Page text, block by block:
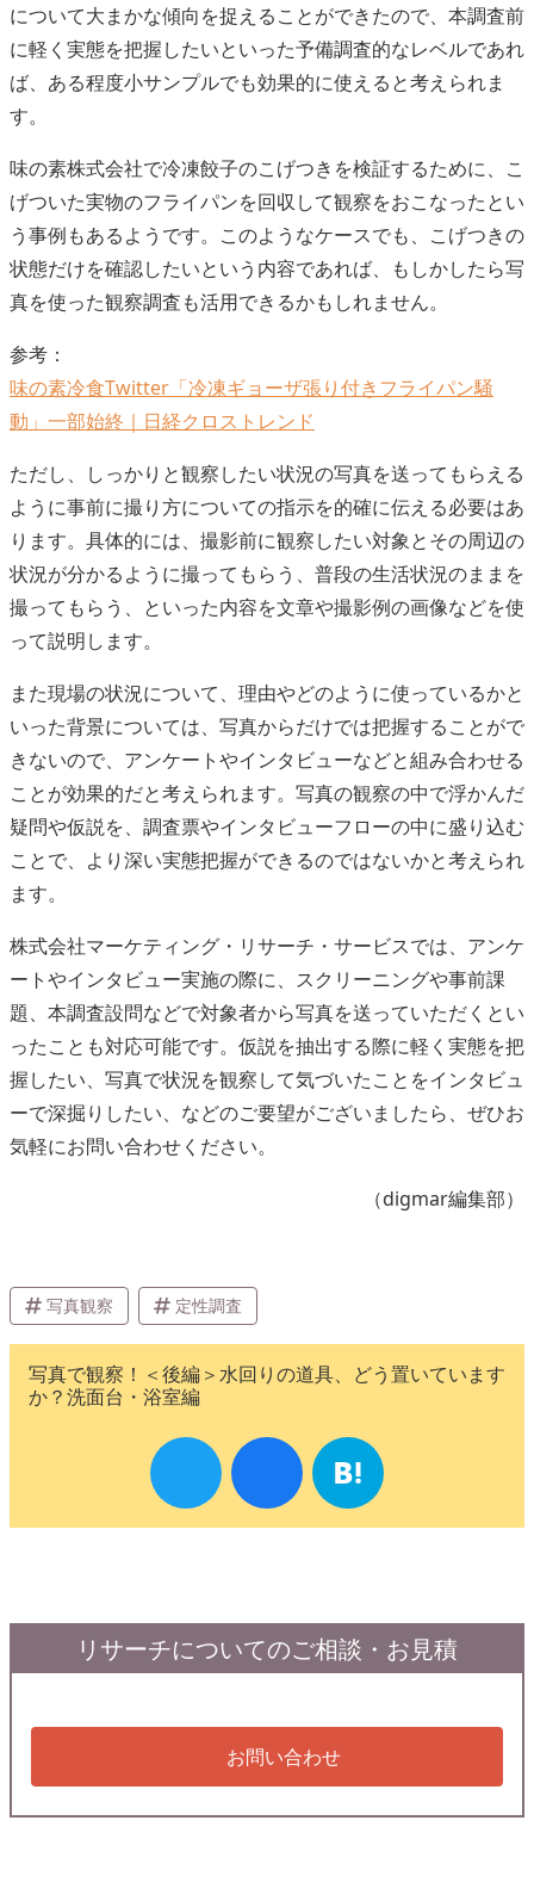
について大まかな傾向を捉えることができたので、本調査前
に軽く実態を把握したいといった予備調査的なレベルであれ
ば、ある程度小サンプルでも効果的に使えると考えられま
す。
味の素株式会社で冷凍餃子のこげつきを検証するために、こ
げついた実物のフライパンを回収して観察をおこなったとい
う事例もあるようです。このようなケースでも、こげつきの
状態だけを確認したいという内容であれば、もしかしたら写
真を使った観察調査も活用できるかもしれません。
参考：
味の素冷食Twitter「冷凍ギョーザ張り付きフライパン騒
動」一部始終｜日経クロストレンド
ただし、しっかりと観察したい状況の写真を送ってもらえる
ように事前に撮り方についての指示を的確に伝える必要はあ
ります。具体的には、撮影前に観察したい対象とその周辺の
状況が分かるように撮ってもらう、普段の生活状況のままを
撮ってもらう、といった内容を文章や撮影例の画像などを使
って説明します。
また現場の状況について、理由やどのように使っているかと
いった背景については、写真からだけでは把握することがで
きないので、アンケートやインタビューなどと組み合わせる
ことが効果的だと考えられます。写真の観察の中で浮かんだ
疑問や仮説を、調査票やインタビューフローの中に盛り込む
ことで、より深い実態把握ができるのではないかと考えられ
ます。
株式会社マーケティング・リサーチ・サービスでは、アンケ
ートやインタビュー実施の際に、スクリーニングや事前課
題、本調査設問などで対象者から写真を送っていただくとい
ったことも対応可能です。仮説を抽出する際に軽く実態を把
握したい、写真で状況を観察して気づいたことをインタビュ
ーで深掘りしたい、などのご要望がございましたら、ぜひお
気軽にお問い合わせください。
（digmar編集部）
写真観察 定性調査
写真で観察！＜後編＞水回りの道具、どう置いています
か？洗面台・浴室編
リサーチについてのご相談・お見積
お問い合わせ